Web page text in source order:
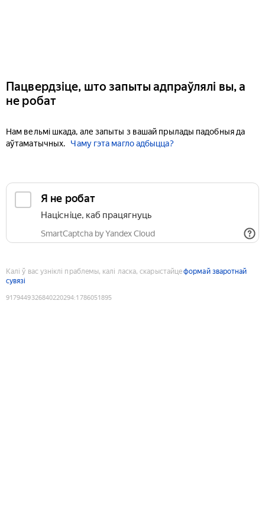
Пацвердзіце, што запыты адпраўлялі вы, а
не робат
Нам вельмі шкада, але запыты з вашай прылады падобныя да
аўтаматычных.
Чаму гэта магло адбыцца?
Я не робат
Націсніце, каб працягнуць
SmartCaptcha by Yandex Cloud
Калі ў вас узніклі праблемы, калі ласка, скарыстайцеформай зваротнай
сувязі
9179449326840220294:1786051895